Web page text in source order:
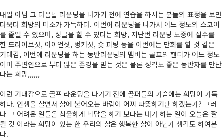
모교 소식
공지사항
행사안내
공지사항
동문우대업체
내일 아님 그 다음날 라운딩을 나가기 전에 연습을 하시는 분들의 표정을 보면
더욱더 희망의 미소가 가득하다. 이번에 라운딩을 나가서 어느 정도의 스코어
를 줄일 수 있으며, 싱글을 할 수 있다는 희망, 지난번 라운딩 도중에 실수를
한 드라이브샷, 아이언샷, 벙커샷, 숏 퍼팅 등을 이번에는 만회를 할 것 같은
기대감, 이번에 라운딩을 하는 동반라운딩의 멤버는 골프의 핸디가 어느 정도
이며 주변인으로 부터 많은 존경을 받는 것은 물론 성격도 좋은 동반자를 만난
다는 희망,,,,,,
이런 기대감으로 골프 라운딩을 나가기 전에 골퍼들의 가슴에는 희망이 가득
하다. 인생을 살면서 삶에 불어오는 바람이 어찌 따뜻하기만 하겠는가? 그러
나 그 어려운 일들을 침울하게 낙담을 하기 보다는 내가 하는 일이 오늘은 잘
될 것 이라는 희망이 있는 한 우리의 삶은 행복한 삶이 아닌가 생각도 하여본
다.